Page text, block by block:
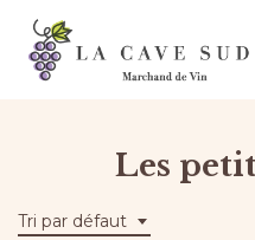
Skip
main
Les
Tri par défaut